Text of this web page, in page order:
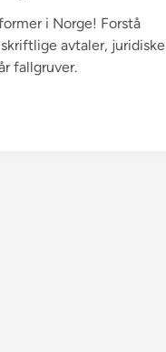
i Norge! Forstå
avtaler, juridiske
fallgruver.